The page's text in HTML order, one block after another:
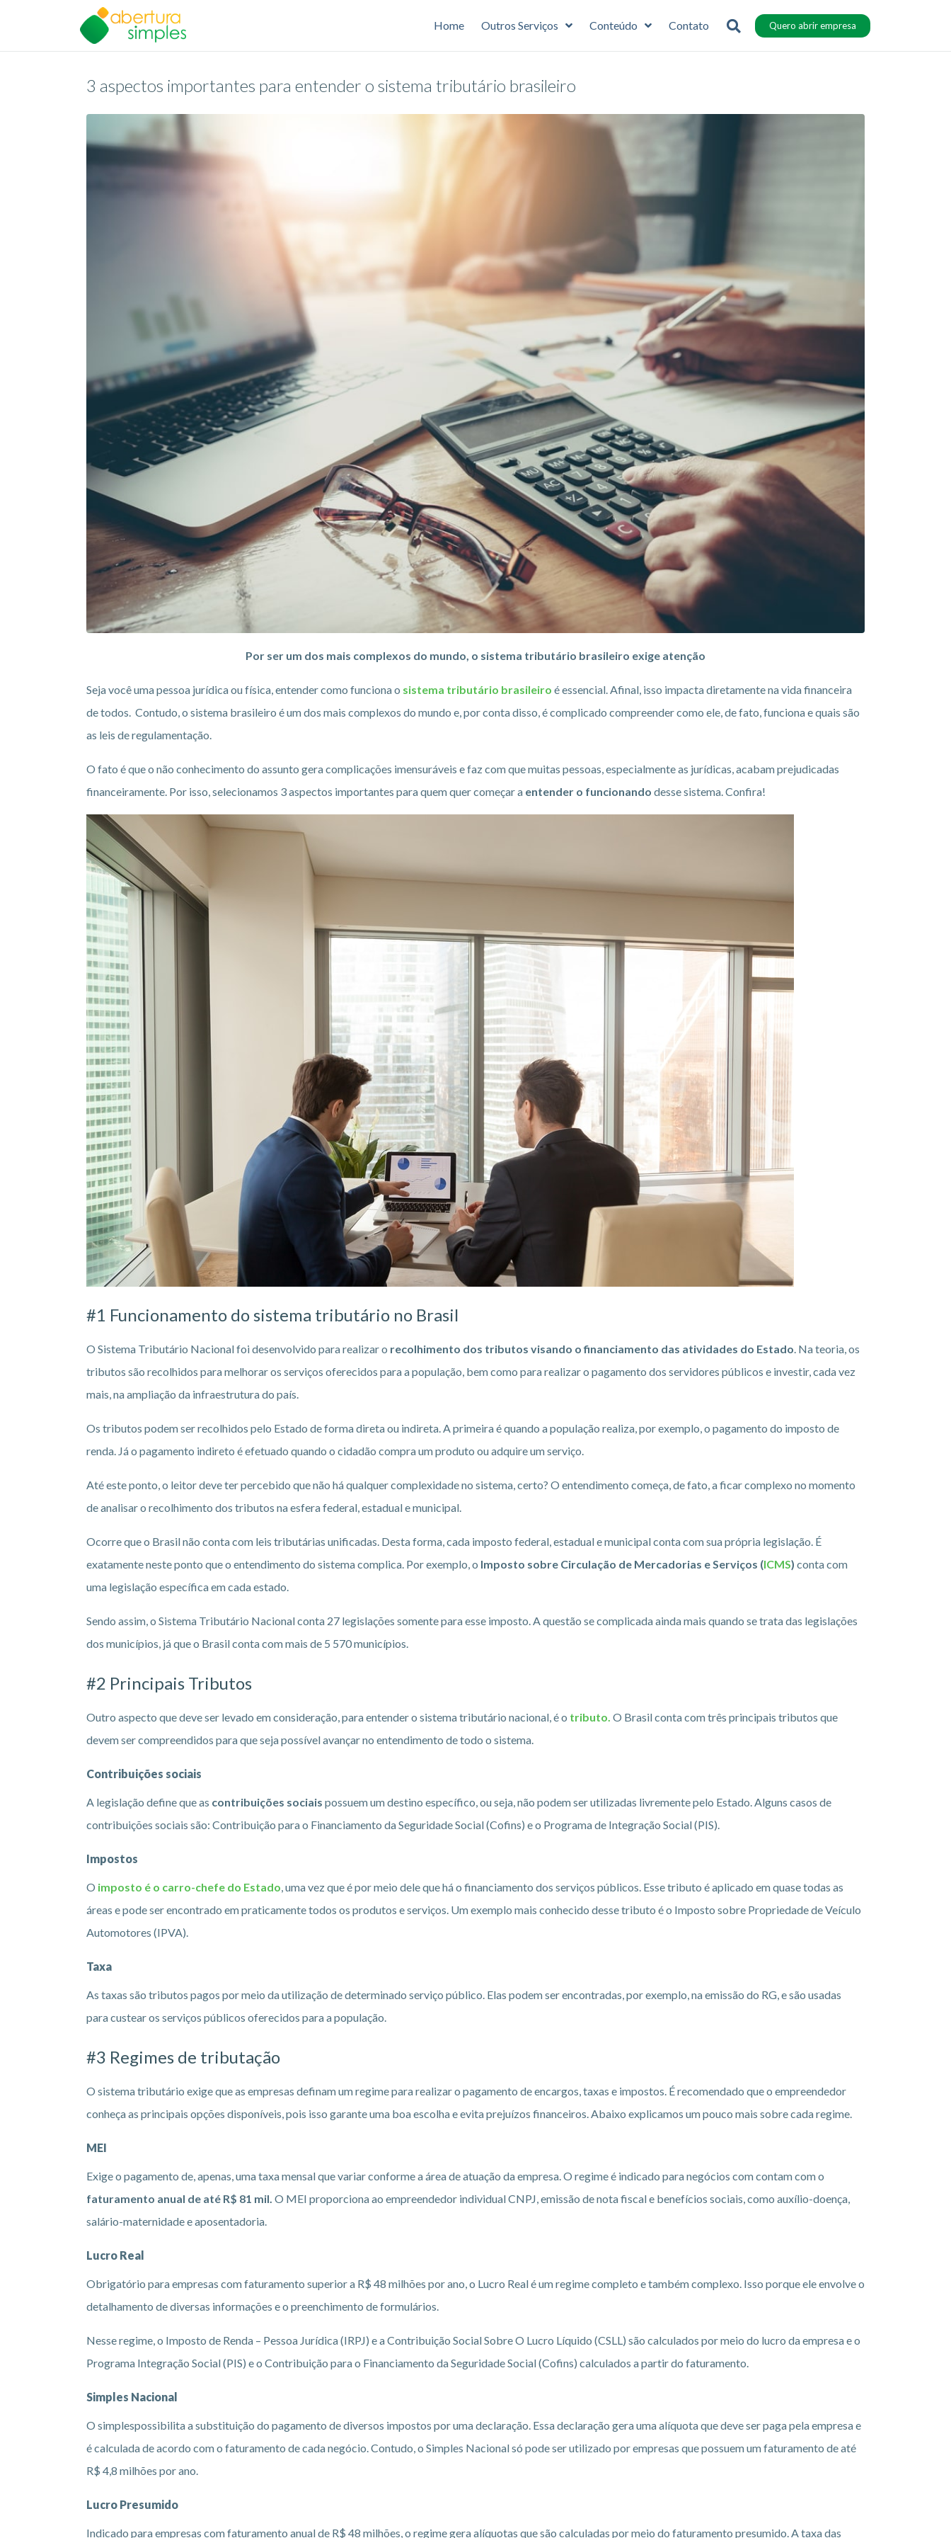
Home Outros Serviços Conteúdo Contato Quero abrir empresa
3 aspectos importantes para entender o sistema tributário brasileiro
Por ser um dos mais complexos do mundo, o sistema tributário brasileiro exige atenção
Seja você uma pessoa jurídica ou física, entender como funciona o sistema tributário brasileiro é essencial. Afinal, isso impacta diretamente na vida financeira
de todos. Contudo, o sistema brasileiro é um dos mais complexos do mundo e, por conta disso, é complicado compreender como ele, de fato, funciona e quais são
as leis de regulamentação.
O fato é que o não conhecimento do assunto gera complicações imensuráveis e faz com que muitas pessoas, especialmente as jurídicas, acabam prejudicadas
financeiramente. Por isso, selecionamos 3 aspectos importantes para quem quer começar a entender o funcionando desse sistema. Confira!
#1 Funcionamento do sistema tributário no Brasil
O Sistema Tributário Nacional foi desenvolvido para realizar o recolhimento dos tributos visando o financiamento das atividades do Estado. Na teoria, os
tributos são recolhidos para melhorar os serviços oferecidos para a população, bem como para realizar o pagamento dos servidores públicos e investir, cada vez
mais, na ampliação da infraestrutura do país.
Os tributos podem ser recolhidos pelo Estado de forma direta ou indireta. A primeira é quando a população realiza, por exemplo, o pagamento do imposto de
renda. Já o pagamento indireto é efetuado quando o cidadão compra um produto ou adquire um serviço.
Até este ponto, o leitor deve ter percebido que não há qualquer complexidade no sistema, certo? O entendimento começa, de fato, a ficar complexo no momento
de analisar o recolhimento dos tributos na esfera federal, estadual e municipal.
Ocorre que o Brasil não conta com leis tributárias unificadas. Desta forma, cada imposto federal, estadual e municipal conta com sua própria legislação. É
exatamente neste ponto que o entendimento do sistema complica. Por exemplo, o Imposto sobre Circulação de Mercadorias e Serviços (ICMS) conta com
uma legislação específica em cada estado.
Sendo assim, o Sistema Tributário Nacional conta 27 legislações somente para esse imposto. A questão se complicada ainda mais quando se trata das legislações
dos municípios, já que o Brasil conta com mais de 5 570 municípios.
#2 Principais Tributos
Outro aspecto que deve ser levado em consideração, para entender o sistema tributário nacional, é o tributo. O Brasil conta com três principais tributos que
devem ser compreendidos para que seja possível avançar no entendimento de todo o sistema.
Contribuições sociais
A legislação define que as contribuições sociais possuem um destino específico, ou seja, não podem ser utilizadas livremente pelo Estado. Alguns casos de
contribuições sociais são: Contribuição para o Financiamento da Seguridade Social (Cofins) e o Programa de Integração Social (PIS).
Impostos
O imposto é o carro-chefe do Estado, uma vez que é por meio dele que há o financiamento dos serviços públicos. Esse tributo é aplicado em quase todas as
áreas e pode ser encontrado em praticamente todos os produtos e serviços. Um exemplo mais conhecido desse tributo é o Imposto sobre Propriedade de Veículo
Automotores (IPVA).
Taxa
As taxas são tributos pagos por meio da utilização de determinado serviço público. Elas podem ser encontradas, por exemplo, na emissão do RG, e são usadas
para custear os serviços públicos oferecidos para a população.
#3 Regimes de tributação
O sistema tributário exige que as empresas definam um regime para realizar o pagamento de encargos, taxas e impostos. É recomendado que o empreendedor
conheça as principais opções disponíveis, pois isso garante uma boa escolha e evita prejuízos financeiros. Abaixo explicamos um pouco mais sobre cada regime.
MEI
Exige o pagamento de, apenas, uma taxa mensal que variar conforme a área de atuação da empresa. O regime é indicado para negócios com contam com o
faturamento anual de até R$ 81 mil. O MEI proporciona ao empreendedor individual CNPJ, emissão de nota fiscal e benefícios sociais, como auxílio-doença,
salário-maternidade e aposentadoria.
Lucro Real
Obrigatório para empresas com faturamento superior a R$ 48 milhões por ano, o Lucro Real é um regime completo e também complexo. Isso porque ele envolve o
detalhamento de diversas informações e o preenchimento de formulários.
Nesse regime, o Imposto de Renda – Pessoa Jurídica (IRPJ) e a Contribuição Social Sobre O Lucro Líquido (CSLL) são calculados por meio do lucro da empresa e o
Programa Integração Social (PIS) e o Contribuição para o Financiamento da Seguridade Social (Cofins) calculados a partir do faturamento.
Simples Nacional
O simplespossibilita a substituição do pagamento de diversos impostos por uma declaração. Essa declaração gera uma alíquota que deve ser paga pela empresa e
é calculada de acordo com o faturamento de cada negócio. Contudo, o Simples Nacional só pode ser utilizado por empresas que possuem um faturamento de até
R$ 4,8 milhões por ano.
Lucro Presumido
Indicado para empresas com faturamento anual de R$ 48 milhões, o regime gera alíquotas que são calculadas por meio do faturamento presumido. A taxa das